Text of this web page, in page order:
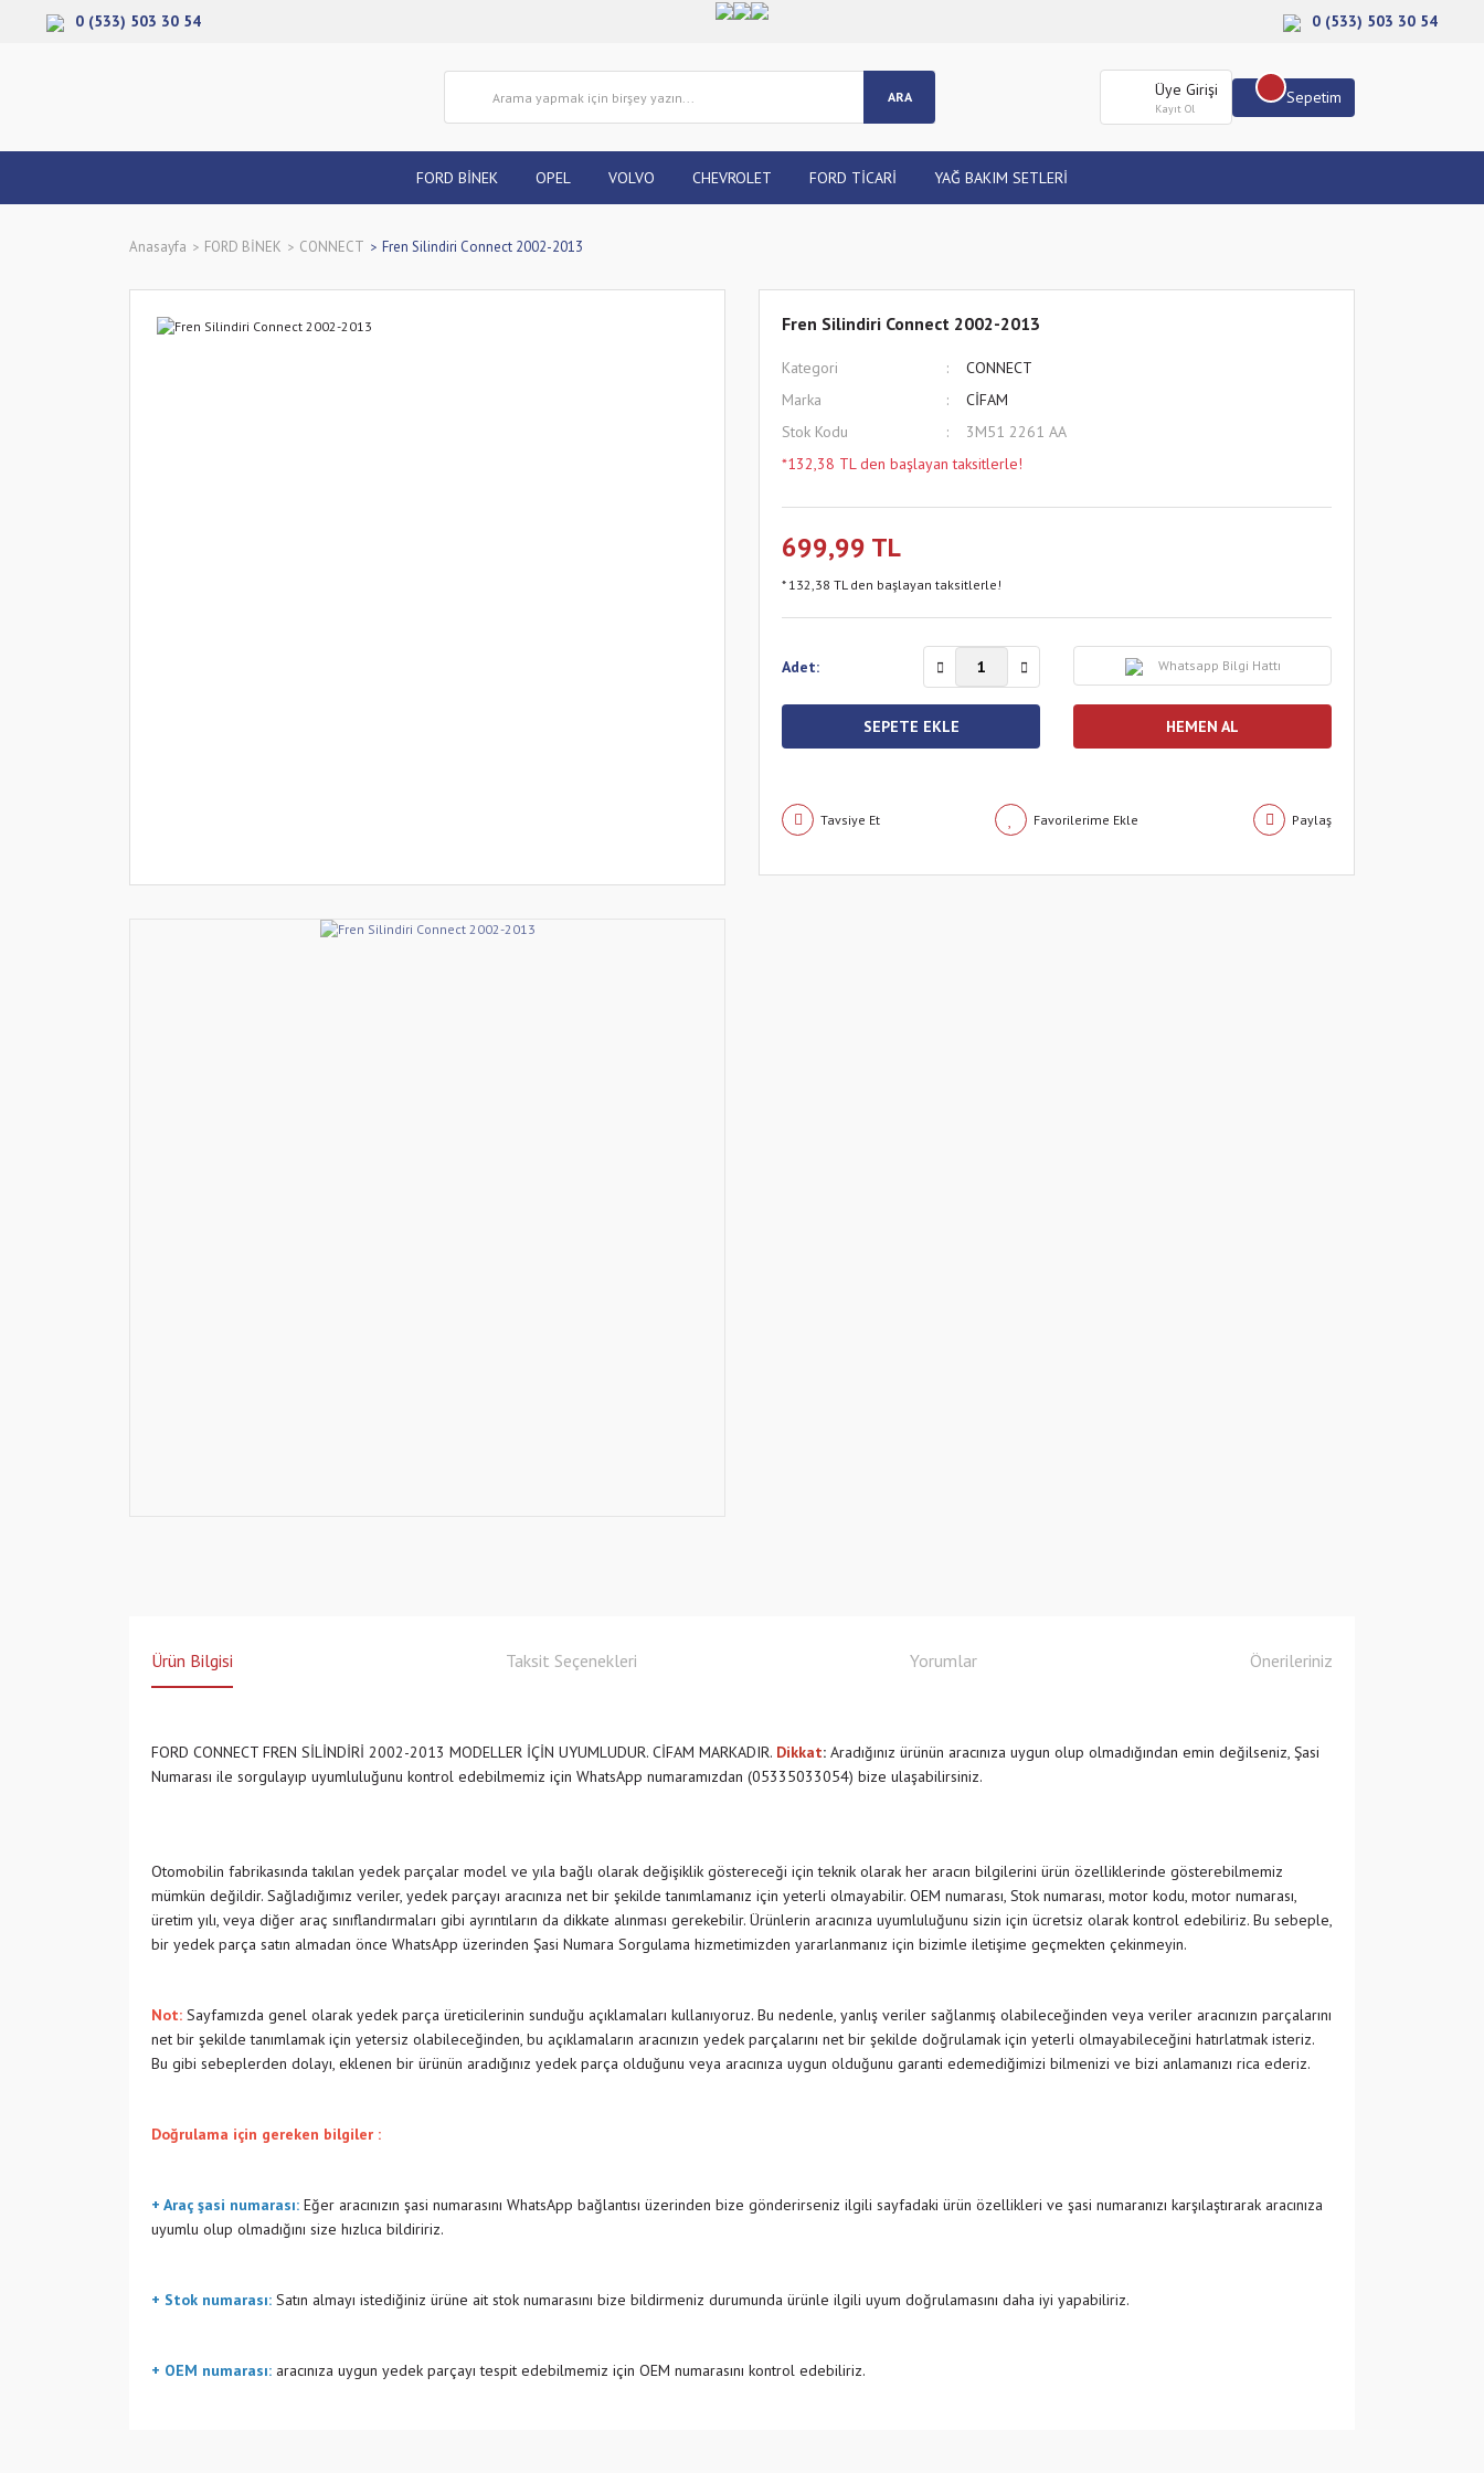
0 (533) 503 30 54 0 (533) 503 30 54
ARA Üye Girişi
Kayıt Ol
Sepetim
FORD BİNEK OPEL VOLVO CHEVROLET FORD TİCARİ YAĞ BAKIM SETLERİ
Anasayfa FORD BİNEK CONNECT Fren Silindiri Connect 2002-2013
Fren Silindiri Connect 2002-2013
Kategori
CONNECT
Marka
CİFAM
Stok Kodu
3M51 2261 AA
*132,38 TL den başlayan taksitlerle!
699,99 TL
* 132,38 TL den başlayan taksitlerle!
Adet: Whatsapp Bilgi Hattı
SEPETE EKLE HEMEN AL
Tavsiye Et Paylaş
Ürün Bilgisi Taksit Seçenekleri Yorumlar Önerileriniz
FORD CONNECT FREN SİLİNDİRİ 2002-2013 MODELLER İÇİN UYUMLUDUR. CİFAM MARKADIR. Dikkat: Aradığınız ürünün aracınıza uygun olup olmadığından emin değilseniz, Şasi
Numarası ile sorgulayıp uyumluluğunu kontrol edebilmemiz için WhatsApp numaramızdan (05335033054) bize ulaşabilirsiniz.
Otomobilin fabrikasında takılan yedek parçalar model ve yıla bağlı olarak değişiklik göstereceği için teknik olarak her aracın bilgilerini ürün özelliklerinde gösterebilmemiz
mümkün değildir. Sağladığımız veriler, yedek parçayı aracınıza net bir şekilde tanımlamanız için yeterli olmayabilir. OEM numarası, Stok numarası, motor kodu, motor numarası,
üretim yılı, veya diğer araç sınıflandırmaları gibi ayrıntıların da dikkate alınması gerekebilir. Ürünlerin aracınıza uyumluluğunu sizin için ücretsiz olarak kontrol edebiliriz. Bu sebeple,
bir yedek parça satın almadan önce WhatsApp üzerinden Şasi Numara Sorgulama hizmetimizden yararlanmanız için bizimle iletişime geçmekten çekinmeyin.
Not: Sayfamızda genel olarak yedek parça üreticilerinin sunduğu açıklamaları kullanıyoruz. Bu nedenle, yanlış veriler sağlanmış olabileceğinden veya veriler aracınızın parçalarını
net bir şekilde tanımlamak için yetersiz olabileceğinden, bu açıklamaların aracınızın yedek parçalarını net bir şekilde doğrulamak için yeterli olmayabileceğini hatırlatmak isteriz.
Bu gibi sebeplerden dolayı, eklenen bir ürünün aradığınız yedek parça olduğunu veya aracınıza uygun olduğunu garanti edemediğimizi bilmenizi ve bizi anlamanızı rica ederiz.
Doğrulama için gereken bilgiler :
+ Araç şasi numarası: Eğer aracınızın şasi numarasını WhatsApp bağlantısı üzerinden bize gönderirseniz ilgili sayfadaki ürün özellikleri ve şasi numaranızı karşılaştırarak aracınıza
uyumlu olup olmadığını size hızlıca bildiririz.
+ Stok numarası: Satın almayı istediğiniz ürüne ait stok numarasını bize bildirmeniz durumunda ürünle ilgili uyum doğrulamasını daha iyi yapabiliriz.
+ OEM numarası: aracınıza uygun yedek parçayı tespit edebilmemiz için OEM numarasını kontrol edebiliriz.